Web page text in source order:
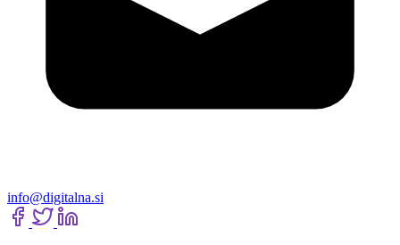
info@digitalna.si